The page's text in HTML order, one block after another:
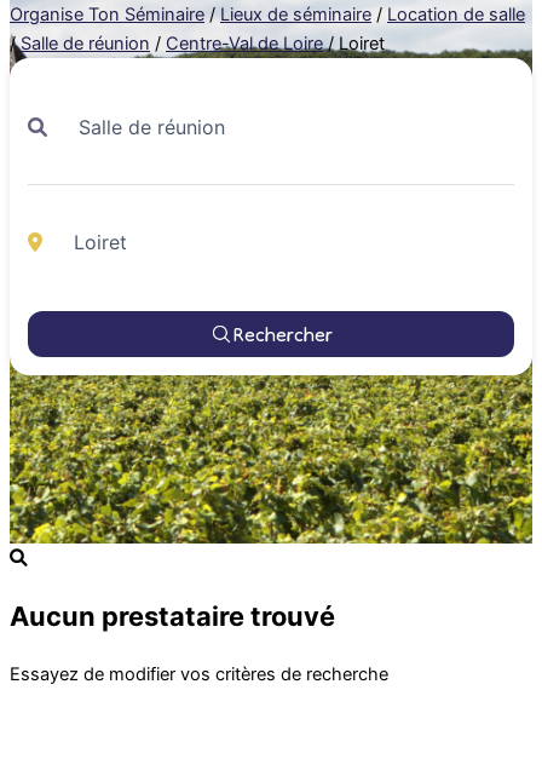
Organise Ton Séminaire / Lieux de séminaire / Location de salle
/ Salle de réunion / Centre-Val de Loire / Loiret
Rechercher
Aucun prestataire trouvé
Essayez de modifier vos critères de recherche